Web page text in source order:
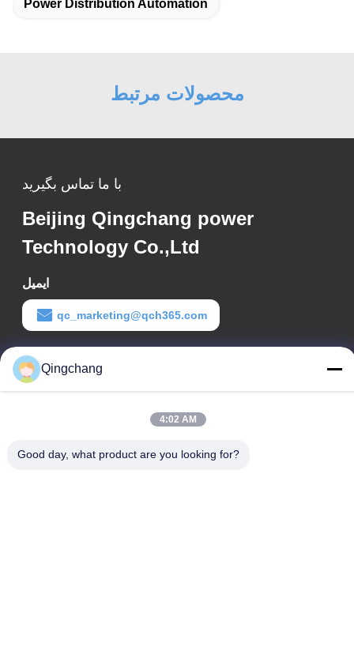
Power Distribution Automation
محصولات مرتبط
با ما تماس بگیرید
Beijing Qingchang power
Technology Co.,Ltd
ایمیل
qc_marketing@qch365.com
زمان کار
00:00-23:59
Qingchang
4:02 AM
Good day, what product are you looking for?